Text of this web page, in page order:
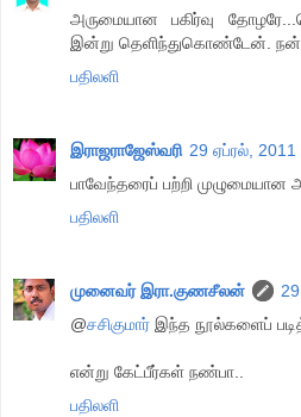
அருமையான பகிர்வு
இன்று தெளிந்துகொண்டேன்.
பதிலளி
இராஜராஜேஸ்வரி 29 ஏப்ரல்,
பாவேந்தரைப் பற்றி முழுமையான
பதிலளி
முனைவர் இரா.குணசீலன்
@சசிகுமார் இந்த நூல்களைப்
என்று கேட்பீர்கள் நண்பா..
பதிலளி